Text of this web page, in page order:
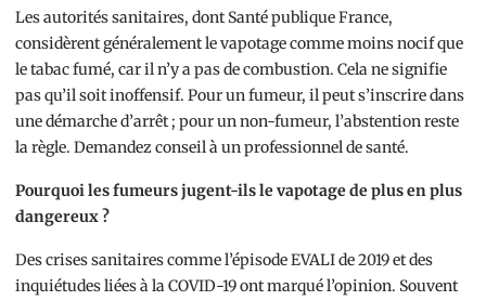
Les autorités sanitaires, dont Santé publique France,
considèrent généralement le vapotage comme moins nocif que
le tabac fumé, car il n’y a pas de combustion. Cela ne signifie
pas qu’il soit inoffensif. Pour un fumeur, il peut s’inscrire dans
une démarche d’arrêt ; pour un non-fumeur, l’abstention reste
la règle. Demandez conseil à un professionnel de santé.
Pourquoi les fumeurs jugent-ils le vapotage de plus en plus
dangereux ?
Des crises sanitaires comme l’épisode EVALI de 2019 et des
inquiétudes liées à la COVID-19 ont marqué l’opinion. Souvent